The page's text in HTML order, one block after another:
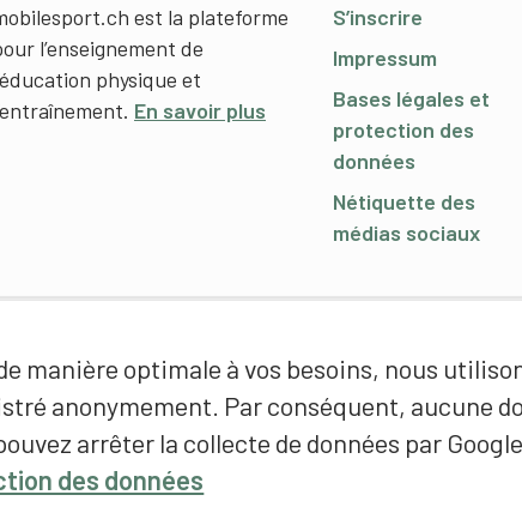
manière optimale à vos besoins, nous
anonymement. Par conséquent, aucune
pouvez arrêter la collecte de données par
des données
est la plateforme
l’enseignement de
physique et
En savoir plus
S’inscrire
Impressum
Bases légales et
protection des
données
Nétiquette des
médias sociaux